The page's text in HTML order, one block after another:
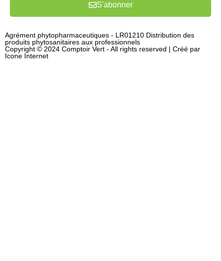
S'abonner
Agrément phytopharmaceutiques - LR01210 Distribution des
produits phytosanitaires aux professionnels
Copyright © 2024 Comptoir Vert - All rights reserved | Créé par
Icone Internet